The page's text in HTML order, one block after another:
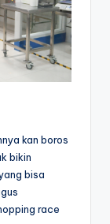
kan boros
bikin
bisa
race